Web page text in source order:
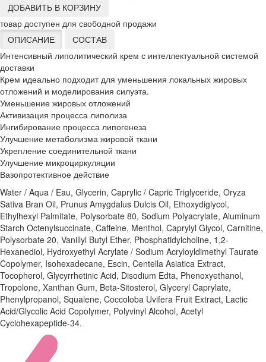
ДОБАВИТЬ В КОРЗИНУ
товар доступен для свободной продажи
ОПИСАНИЕ
СОСТАВ
Интенсивный липолитический крем с интеллектуальной системой
доставки
Крем идеально подходит для уменьшения локальных жировых
отложений и моделирования силуэта.
Уменьшение жировых отложений
Активизация процесса липолиза
Ингибирование процесса липогенеза
Улучшение метаболизма жировой ткани
Укрепление соединительной ткани
Улучшение микроциркуляции
Вазопротективное действие
Water / Aqua / Eau, Glycerin, Caprylic / Capric Triglyceride, Oryza
Sativa Bran Oil, Prunus Amygdalus Dulcis Oil, Ethoxydiglycol,
Ethylhexyl Palmitate, Polysorbate 80, Sodium Polyacrylate, Aluminum
Starch Octenylsuccinate, Caffeine, Menthol, Caprylyl Glycol, Carnitine,
Polysorbate 20, Vanillyl Butyl Ether, Phosphatidylcholine, 1,2-
Hexanediol, Hydroxyethyl Acrylate / Sodium Acryloyldimethyl Taurate
Copolymer, Isohexadecane, Escin, Centella Asiatica Extract,
Tocopherol, Glycyrrhetinic Acid, Disodium Edta, Phenoxyethanol,
Tropolone, Xanthan Gum, Beta-Sitosterol, Glyceryl Caprylate,
Phenylpropanol, Squalene, Coccoloba Uvifera Fruit Extract, Lactic
Acid/Glycolic Acid Copolymer, Polyvinyl Alcohol, Acetyl
Cyclohexapeptide-34.